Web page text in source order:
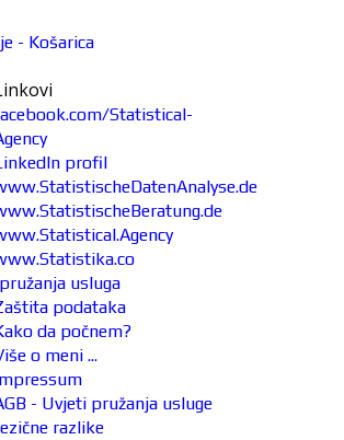
- Košarica
Statistical-
profil
usluga
podataka
da počnem?
o meni ...
- Uvjeti pružanja usluge
razlike